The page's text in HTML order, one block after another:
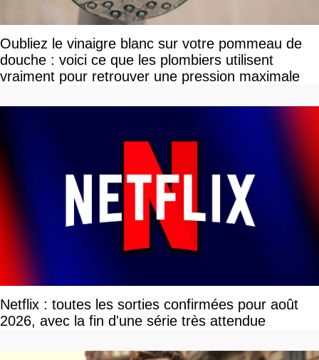
Oubliez le vinaigre blanc sur votre pommeau de
douche : voici ce que les plombiers utilisent
vraiment pour retrouver une pression maximale
Netflix : toutes les sorties confirmées pour août
2026, avec la fin d'une série très attendue